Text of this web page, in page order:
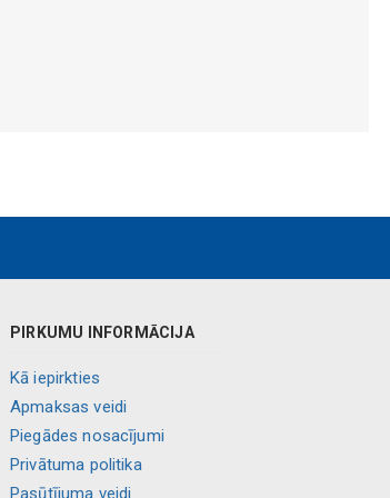
PIRKUMU INFORMĀCIJA
Kā iepirkties
Apmaksas veidi
Piegādes nosacījumi
Privātuma politika
Pasūtījuma veidi